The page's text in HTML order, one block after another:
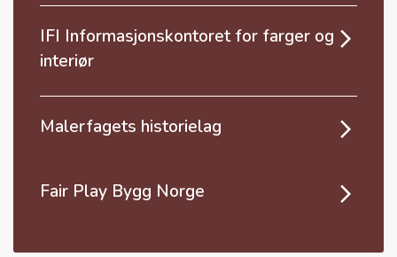
IFI Informasjonskontoret for farger og
interiør
Malerfagets historielag
Fair Play Bygg Norge